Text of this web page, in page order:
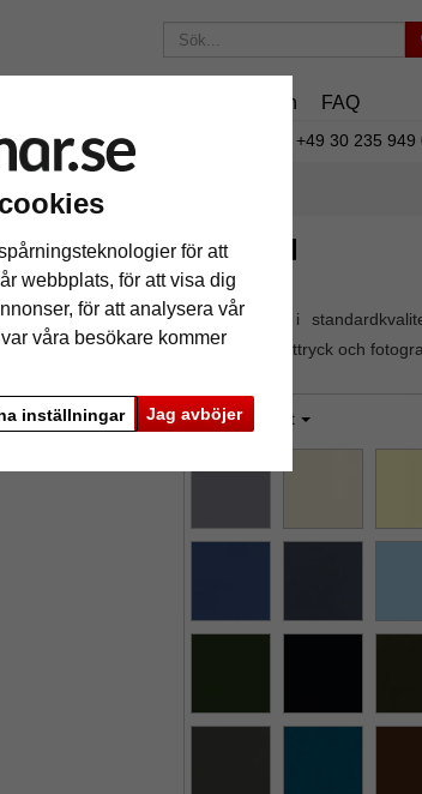
för att
webbplats, för att visa dig
för att analysera vår
våra besökare kommer
Jag avböjer
inställningar
Magasin FAQ
hur mycket du beställer. +49 30 235 949
måttbeställd
måttbeställd
Passepartout i
affischer, konsttryck och
färg: gråvit